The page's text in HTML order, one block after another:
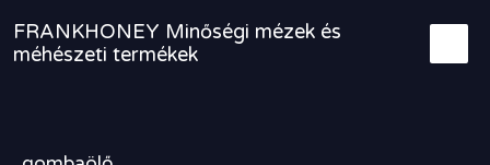
content
FRANKHONEY Minőségi mézek és
méhészeti termékek